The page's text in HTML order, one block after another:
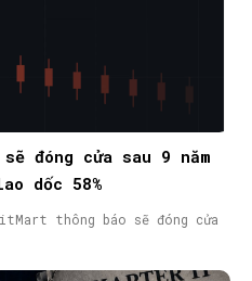
đóng cửa sau 9 năm
dốc 58%
thông báo sẽ đóng cửa